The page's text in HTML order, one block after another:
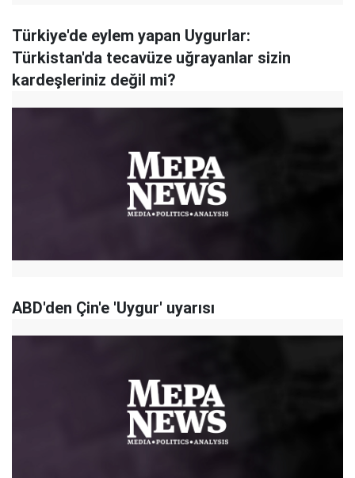
Türkiye'de eylem yapan Uygurlar:
Türkistan'da tecavüze uğrayanlar sizin
kardeşleriniz değil mi?
ABD'den Çin'e 'Uygur' uyarısı